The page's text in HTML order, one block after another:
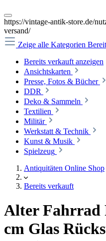
https://vintage-antik-store.de/
versand/
Zeige alle Kategorien
Bereits verkauft anzeigen
Ansichtskarten
Presse, Fotos & Bücher
DDR
Deko & Sammeln
Textilien
Militär
Werkstatt & Technik
Kunst & Musik
Spielzeug
Antiquitäten Online Shop
Bereits verkauft
Alter Fahrrad
cm Glas